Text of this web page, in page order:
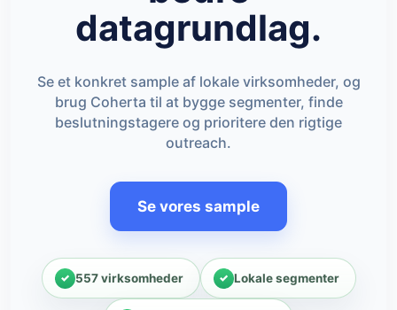
datagrundlag.
Se et konkret sample af lokale virksomheder, og
brug Coherta til at bygge segmenter, finde
beslutningstagere og prioritere den rigtige
outreach.
Se vores sample
557 virksomheder Lokale segmenter